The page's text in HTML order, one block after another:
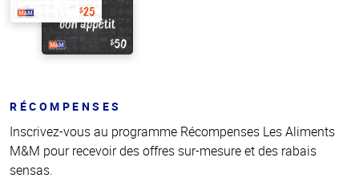
RÉCOMPENSES
Inscrivez-vous au programme Récompenses Les Aliments
M&M pour recevoir des offres sur-mesure et des rabais
sensas.